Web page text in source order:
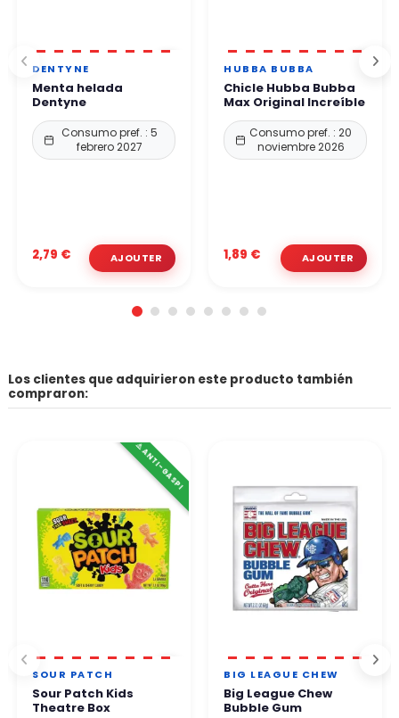
DENTYNE
Menta helada
Dentyne
Consumo pref. : 5
febrero 2027
2,79 €
HUBBA BUBBA
Chicle Hubba Bubba
Max Original Increíble
Consumo pref. : 20
noviembre 2026
1,89 €
Los clientes que adquirieron este producto también
compraron:
⚠️ ANTI-GASPI
SOUR PATCH
Sour Patch Kids
Theatre Box
BIG LEAGUE CHEW
Big League Chew
Bubble Gum